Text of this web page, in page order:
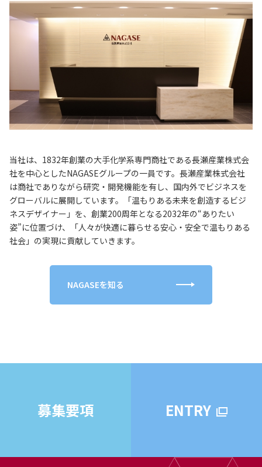
当社は、1832年創業の大手化学系専門商社である長瀬産業株式会
社を中心としたNAGASEグループの一員です。長瀬産業株式会社
は商社でありながら研究・開発機能を有し、国内外でビジネスを
グローバルに展開しています。「温もりある未来を創造するビジ
ネスデザイナー」を、創業200周年となる2032年の“ありたい
姿”に位置づけ、「人々が快適に暮らせる安心・安全で温もりある
社会」の実現に貢献していきます。
NAGASEを知る
募集要項 ENTRY